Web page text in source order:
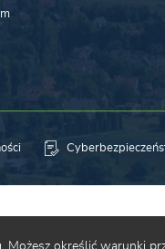
Możesz określić warunki